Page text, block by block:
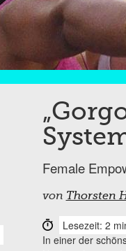
Female
von Thorsten
Lesezeit: 2
In einer der